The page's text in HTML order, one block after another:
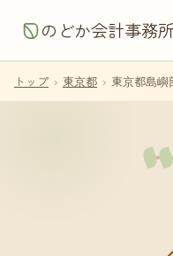
のどか会計事務所
トップ › 東京都 › 東京都島嶼